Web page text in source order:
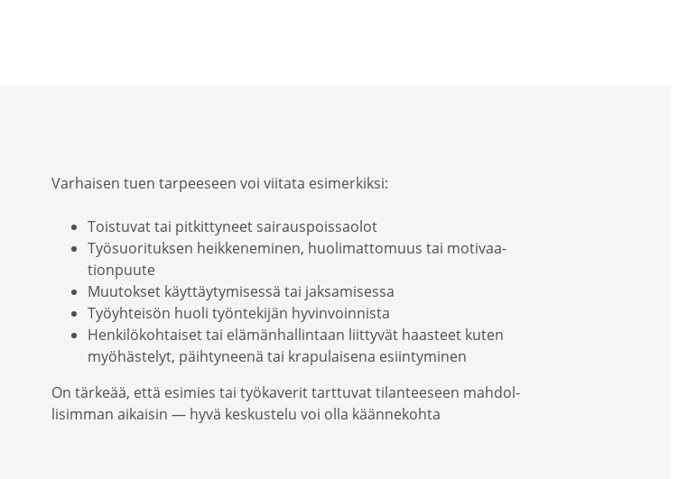
Varhaisen tuen tarpeeseen voi viitata esimer­kiksi:
Toistuvat tai pitkit­tyneet sairaus­pois­saolot
Työsuo­ri­tuksen heikke­ne­minen, huoli­mat­tomuus tai motivaa­
tion­puute
Muutokset käyttäy­ty­mi­sessä tai jaksa­mi­sessa
Työyh­teisön huoli työnte­kijän hyvin­voin­nista
Henki­lö­koh­taiset tai elämän­hal­lintaan liittyvät haasteet kuten
myöhäs­telyt, päihty­neenä tai krapu­laisena esiin­ty­minen
On tärkeää, että esimies tai työka­verit tarttuvat tilan­teeseen mahdol­
li­simman aikaisin — hyvä keskustelu voi olla käänne­kohta